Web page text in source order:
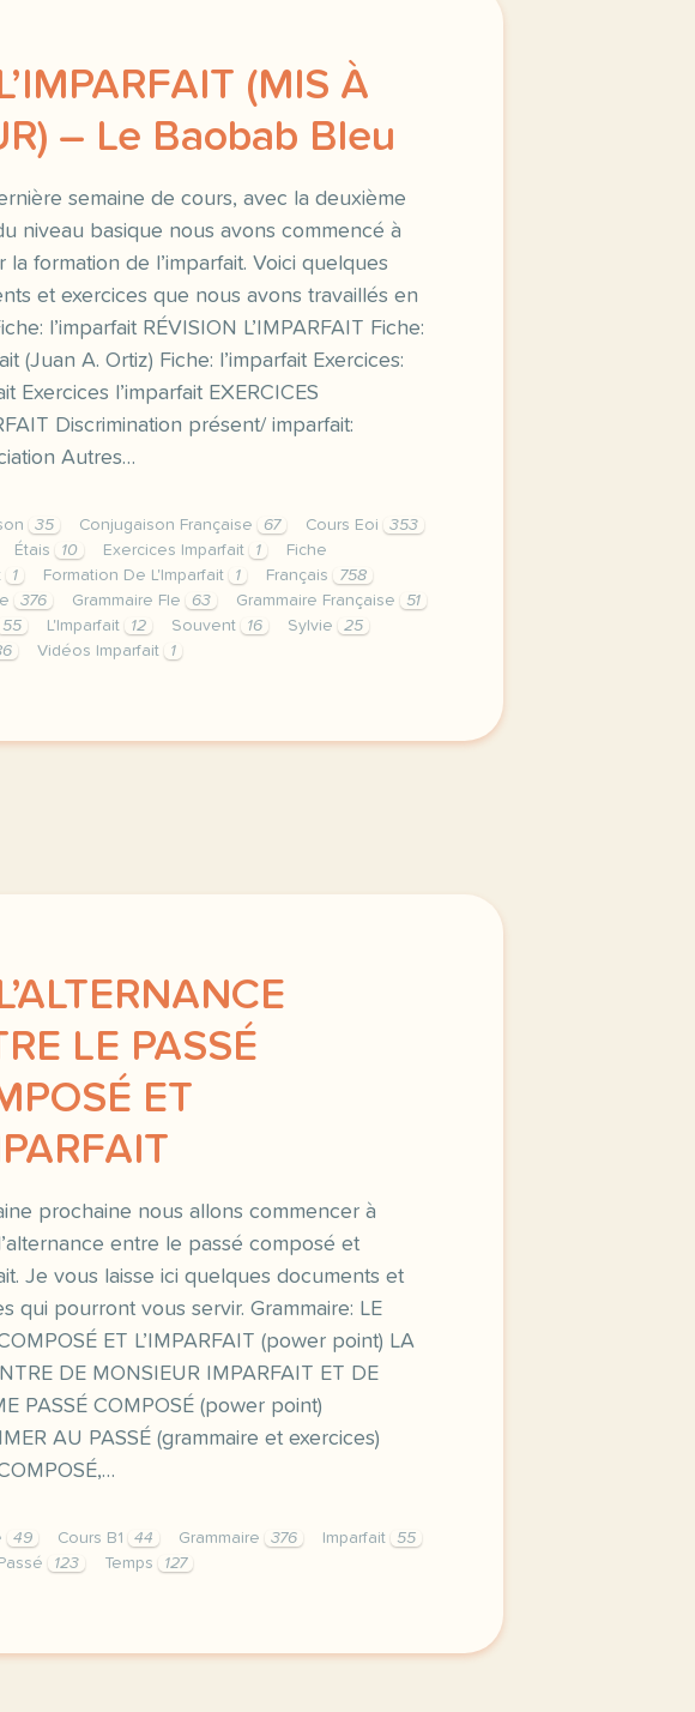
(MIS À
– Le Baobab Bleu
semaine de cours, avec la deuxième
niveau basique nous avons commencé à
la formation de l’imparfait. Voici quelques
et exercices que nous avons travaillés en
l’imparfait RÉVISION L’IMPARFAIT Fiche:
(Juan A. Ortiz) Fiche: l’imparfait Exercices:
Exercices l’imparfait EXERCICES
Discrimination présent/ imparfait:
Autres…
35 Conjugaison Française 67 Cours Eoi
353
Étais 10 Exercices Imparfait 1
Fiche
1 Formation De L'Imparfait 1 Français
758
376 Grammaire Fle 63 Grammaire Française
51
55 L'Imparfait 12 Souvent 16 Sylvie
25
Vidéos Imparfait 1
LE PASSÉ
ET
prochaine nous allons commencer à
entre le passé composé et
Je vous laisse ici quelques documents et
qui pourront vous servir. Grammaire: LE
ET L’IMPARFAIT (power point) LA
DE MONSIEUR IMPARFAIT ET DE
PASSÉ COMPOSÉ (power point)
AU PASSÉ (grammaire et exercices)
49 Cours B1 44 Grammaire 376 Imparfait
55
Passé 123 Temps 127